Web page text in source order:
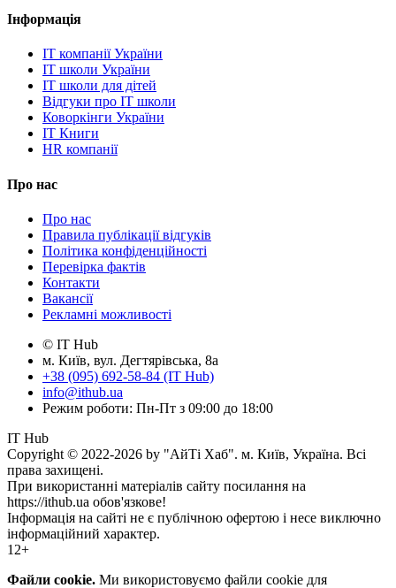
Інформація
IT компанії України
IT школи України
IT школи для дітей
Відгуки про IT школи
Коворкінги України
IT Книги
HR компанії
Про нас
Про нас
Правила публікації відгуків
Політика конфіденційності
Перевірка фактів
Контакти
Вакансії
Рекламні можливості
© IT Hub
м. Київ, вул. Дегтярівська, 8а
+38 (095) 692-58-84 (IT Hub)
info@ithub.ua
Режим роботи: Пн-Пт з 09:00 до 18:00
IT Hub
Copyright © 2022-2026 by "АйТі Хаб". м. Київ, Україна. Всі
права захищені.
При використанні матеріалів сайту посилання на
https://ithub.ua обов'язкове!
Інформація на сайті не є публічною офертою і несе виключно
інформаційний характер.
12+
Файли cookie. Ми використовуємо файли cookie для